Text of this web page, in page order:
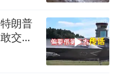
朗普
交出